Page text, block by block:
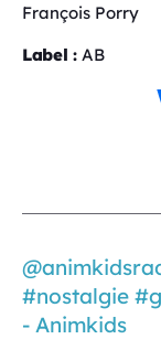
François Porry
Label :AB
#nostalgie
- Animkids